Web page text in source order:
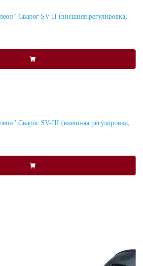
Сварог SV-II (внешняя регулировка,
Сварог SV-III (внешняя регулировка,